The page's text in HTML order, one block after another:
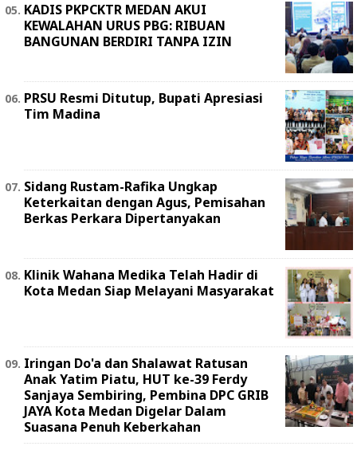
KADIS PKPCKTR MEDAN AKUI
KEWALAHAN URUS PBG: RIBUAN
BANGUNAN BERDIRI TANPA IZIN
PRSU Resmi Ditutup, Bupati Apresiasi
Tim Madina
Sidang Rustam-Rafika Ungkap
Keterkaitan dengan Agus, Pemisahan
Berkas Perkara Dipertanyakan
Klinik Wahana Medika Telah Hadir di
Kota Medan Siap Melayani Masyarakat
Iringan Do'a dan Shalawat Ratusan
Anak Yatim Piatu, HUT ke-39 Ferdy
Sanjaya Sembiring, Pembina DPC GRIB
JAYA Kota Medan Digelar Dalam
Suasana Penuh Keberkahan